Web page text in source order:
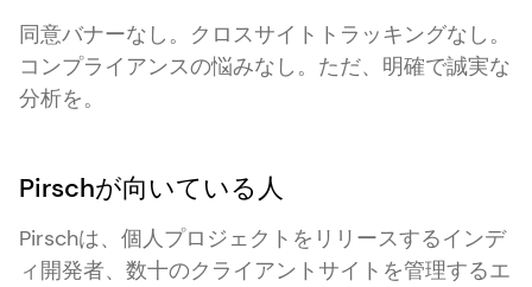
同意バナーなし。クロスサイトトラッキングなし。
コンプライアンスの悩みなし。ただ、明確で誠実な
分析を。
Pirschが向いている人
Pirschは、個人プロジェクトをリリースするインデ
ィ開発者、数十のクライアントサイトを管理するエ